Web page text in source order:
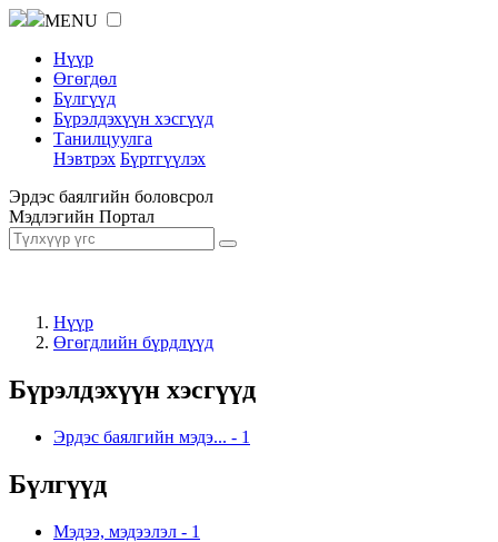
MENU
Нүүр
Өгөгдөл
Бүлгүүд
Бүрэлдэхүүн хэсгүүд
Танилцуулга
Нэвтрэх Бүртгүүлэх
Эрдэс баялгийн боловсрол
Мэдлэгийн Портал
Нүүр
Өгөгдлийн бүрдлүүд
Бүрэлдэхүүн хэсгүүд
Эрдэс баялгийн мэдэ... - 1
Бүлгүүд
Мэдээ, мэдээлэл - 1